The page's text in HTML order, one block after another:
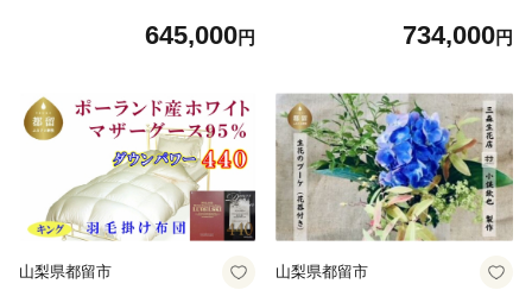
け布団 本掛け 羽毛布団 国産
布団 羽毛掛け布団 本掛け布
団 本掛け羽毛布団 綿100％ck
459
645,000円
掛け布団 本掛け 羽毛布団 国
毛布団 羽毛掛け布団 本掛け
布団 本掛け羽毛布団 綿100％
ck460
734,000円
山梨県都留市 山梨県都留市